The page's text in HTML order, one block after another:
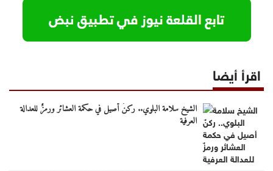
اقرأ أيضا
الشيخ سلامة البلوي.. ركنٌ أصيل في حكمة العشائر ورمزٌ للعدالة
العرفية